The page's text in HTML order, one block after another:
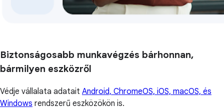
Biztonságosabb munkavégzés bárhonnan,
bármilyen eszközről
Védje vállalata adatait Android, ChromeOS, iOS, macOS, és
Windows rendszerű eszközökön is.